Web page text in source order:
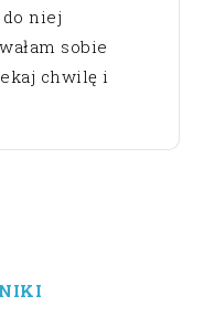
niej
sobie
chwilę i